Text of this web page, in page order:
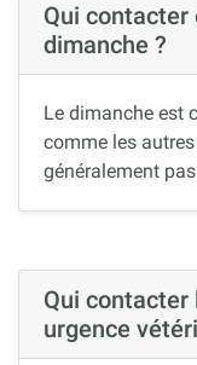
Qui contacter
dimanche ?
Le dimanche est
comme les
généralement
Qui contacter
urgence